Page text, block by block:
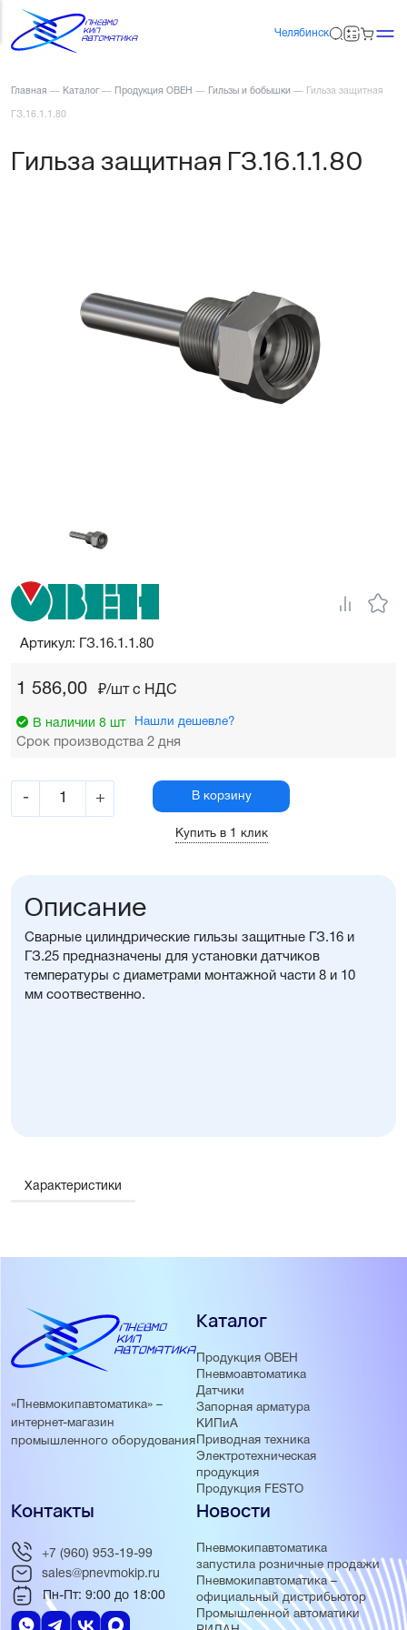
Челябинск
Главная — Каталог — Продукция ОВЕН — Гильзы и бобышки — Гильза защитная
ГЗ.16.1.1.80
Гильза защитная ГЗ.16.1.1.80
1 586,00 ₽/шт c НДС
В наличии 8 шт Нашли дешевле?
Срок производства 2 дня
- + В корзину
Купить в 1 клик
Артикул: ГЗ.16.1.1.80
Описание
Сварные цилиндрические гильзы защитные ГЗ.16 и
ГЗ.25 предназначены для установки датчиков
температуры с диаметрами монтажной части 8 и 10
мм соотвественно.
Характеристики
«Пневмокипавтоматика» –
интернет-магазин
промышленного оборудования
Каталог
Продукция ОВЕН
Пневмоавтоматика
Датчики
Запорная арматура
КИПиА
Приводная техника
Электротехническая
продукция
Продукция FESTO
Новости
Пневмокипавтоматика
запустила розничные продажи
Пневмокипавтоматика –
официальный дистрибьютор
Промышленной автоматики
Контакты
+7 (960) 953-19-99
sales@pnevmokip.ru
Пн-Пт: 9:00 до 18:00